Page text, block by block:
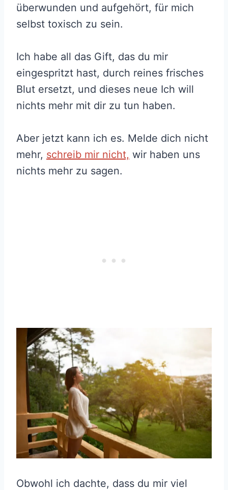
überwunden und aufgehört, für mich
selbst toxisch zu sein.
Ich habe all das Gift, das du mir
eingespritzt hast, durch reines frisches
Blut ersetzt, und dieses neue Ich will
nichts mehr mit dir zu tun haben.
Aber jetzt kann ich es. Melde dich nicht
mehr, schreib mir nicht, wir haben uns
nichts mehr zu sagen.
Obwohl ich dachte, dass du mir viel